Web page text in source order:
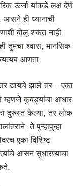
ऊर्जा यांकडे लक्ष देणे
आसने ही ध्यानाची
बोलू शकत नाही.
तुमचा श्वास, मानसिक
आणता.
द्यायचे झाले तर – एका
म्हणजे कुबड्यांचा आधार
दुरुस्त केल्या, तर लोक
ते पुन्हापुन्हा
एका विशिष्ट
आसन सुधारण्याचा